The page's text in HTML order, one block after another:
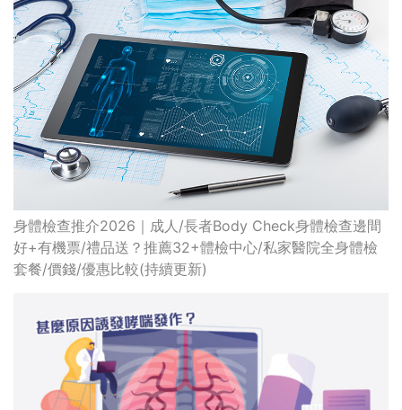
身體檢查推介2026｜成人/長者Body Check身體檢查邊間
好+有機票/禮品送？推薦32+體檢中心/私家醫院全身體檢
套餐/價錢/優惠比較(持續更新)